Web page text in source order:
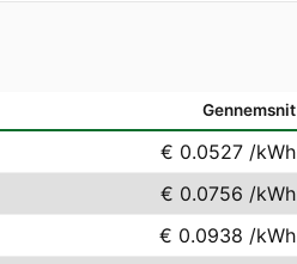
Gennemsnit
€ 0.0527 /kWh
€ 0.0756 /kWh
€ 0.0938 /kWh